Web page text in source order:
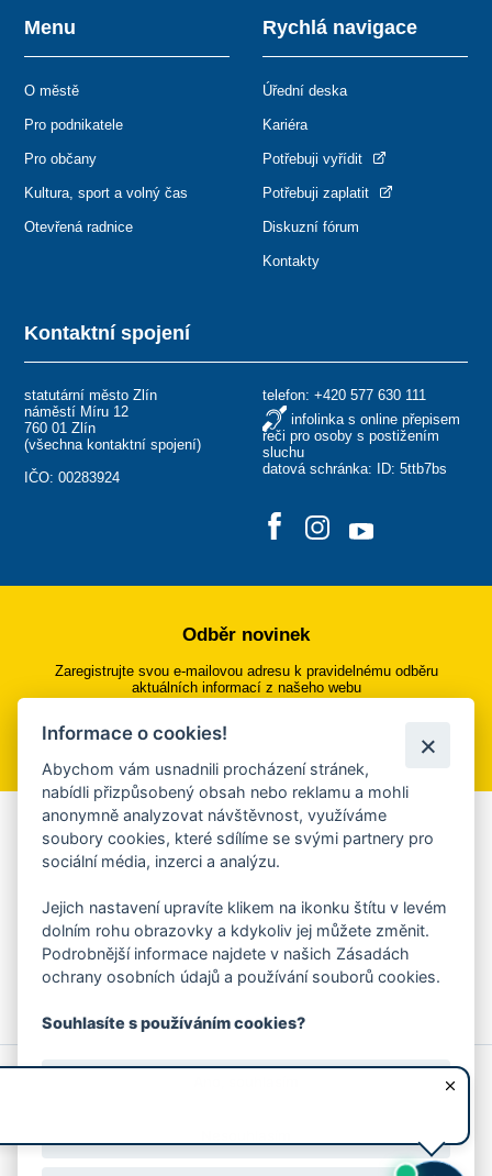
Kontaktní spojení
statutární město Zlín
náměstí Míru 12
760 01 Zlín
(všechna kontaktní spojení)
IČO: 00283924
telefon: +420 577 630 111
infolinka s online přepisem
řeči pro osoby s postižením
sluchu
datová schránka: ID: 5ttb7bs
Menu
O městě
Pro podnikatele
Pro občany
Kultura, sport a volný čas
Otevřená radnice
Rychlá navigace
Úřední deska
Kariéra
Potřebuji vyřídit
Potřebuji zaplatit
Diskuzní fórum
Kontakty
Odběr novinek
Zaregistrujte svou e-mailovou adresu k pravidelnému odběru
aktuálních informací z našeho webu
Přihlásit se k odběru
Aplikace Mobilní rozhlas
Chcete dostávat do svého mobilu či mailu upozornění na
ankety, pozvánky na kulturní a sportovní akce?
Více informací o aplikaci
© 2026 Magistrát města Zlína
Prohlášení o používání cookies
Informace o cookies!
Abychom vám usnadnili procházení stránek,
nabídli přizpůsobený obsah nebo reklamu a mohli
anonymně analyzovat návštěvnost, využíváme
soubory cookies, které sdílíme se svými partnery pro
sociální média, inzerci a analýzu.
Jejich nastavení upravíte klikem na ikonku štítu v levém
dolním rohu obrazovky a kdykoliv jej můžete změnit.
Podrobnější informace najdete v našich Zásadách
ochrany osobních údajů a používání souborů cookies.
Souhlasíte s používáním cookies?